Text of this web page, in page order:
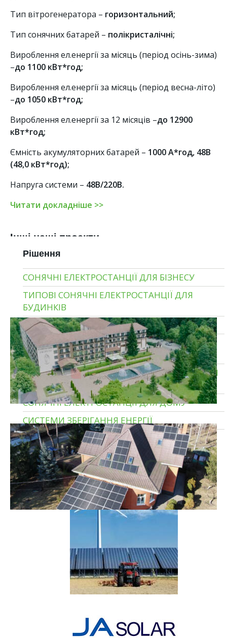
Тип вітрогенератора – горизонтальний;
Тип сонячних батарей – полікристалічні;
Вироблення ел.енергії за місяць (період осінь-зима)
–до 1100 кВт*год;
Вироблення ел.енергії за місяць (період весна-літо)
–до 1050 кВт*год;
Вироблення ел.енергії за 12 місяців –до 12900
кВт*год;
Ємність акумуляторних батарей – 1000 А*год, 48В
(48,0 кВт*год);
Напруга системи – 48В/220В.
Читати докладніше >>
Рішення
СОНЯЧНІ ЕЛЕКТРОСТАНЦІЇ ДЛЯ БІЗНЕСУ
ТИПОВІ СОНЯЧНІ ЕЛЕКТРОСТАНЦІЇ ДЛЯ
БУДИНКІВ
ГІБРИДНІ СОНЯЧНІ ЕЛЕКТРОСТАНЦІЇ
МОНТАЖ СОНЯЧНИХ ЕЛЕКТРОСТАНЦІЙ ПІД
КЛЮЧ
ПРОМИСЛОВІ СОНЯЧНІ ЕЛЕКТРОСТАНЦІЇ ДЛЯ
ПІДПРИЄМСТВ
СОНЯЧНІ ЕЛЕКТРОСТАНЦІЇ ДЛЯ ДОМУ
СИСТЕМИ ЗБЕРІГАННЯ ЕНЕРГІЇ
Інші наші проекти